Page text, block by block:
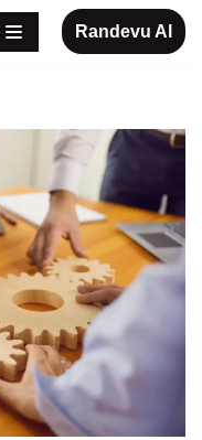
Randevu Al